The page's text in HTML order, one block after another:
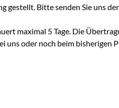
gestellt. Bitte senden Sie uns
maximal 5 Tage. Die
uns oder noch beim bisherigen